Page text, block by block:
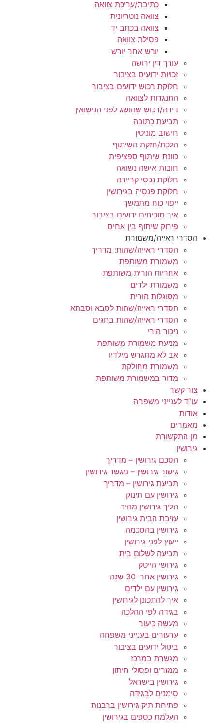
כתיבת/עריכת צוואה
צוואה נוטריונית
צוואה בכתב יד
פסילת צוואה
יורש אחר יורש
עורך דין ירושה
זכויות ידועים בציבור
חלוקת רכוש ידועים בציבור
התנגדות לצוואה
דירה/רכוש שהושג לפני הנישואין
תביעת כתובה
חישוב מוניטין
הלכת/חזקת השיתוף
כוונת שיתוף ספציפית
חובות אישה נשואה
חלוקת נכסי קריירה
חלוקת פנסיה בגירושין
ייפוי כוח מתמשך
איך מוכיחים ידועים בציבור
פירוק שיתוף בין אחים
הסדרי ראייה/משמורת
הסדרי ראייה/שהות: מדריך
משמורת משותפת
אחריות הורית משותפת
משמורת ילדים
מסוגלות הורית
הסדרי ראייה/שהות לסבא וסבתא
הסדרי ראייה/שהות בחגים
ניכור הורי
מניעת משמורת משותפת
אב לא מתגרש מילדיו
משמורת מחולקת
מדור במשמורת משותפת
צור קשר
עו”ד לענייני משפחה
אודות
מאמרים
מן התקשורת
גירושין
הסכם גירושין – מדריך
גישור גירושין – מגשר גירושין
תביעת גירושין – מדריך
גירושין עם תינוק
הליך גירושין מהיר
עזיבת הבית גירושין
גירושין בהסכמה
ייעוץ לפני גירושין
תביעה לשלום בית
גירושי הייטק
גירושין אחרי 30 שנה
גירושין עם ילדים
איך להתכונן לגירושין
בגידה לפי ההלכה
מעשה כיעור
ערעורים בענייני משפחה
ביטול ידועים בציבור
מגשרת במרכז
ממזרים ופסולי חיתון
גירושין בישראל
סימנים לבגידה
פתיחת תיק גירושין ברבנות
העלמת כספים בגירושין